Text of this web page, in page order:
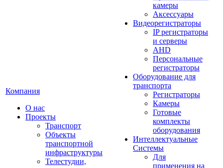
Компания
О нас
Проекты
Транспорт
Объекты
транспортной
инфраструктуры
Телестудии,
камеры
Аксессуары
Видеорегистраторы
IP регистраторы
и серверы
AHD
Персональные
регистраторы
Оборудование для
транспорта
Регистраторы
Камеры
Готовые
комплекты
оборудования
Интеллектуальные
Системы
Для
применения на